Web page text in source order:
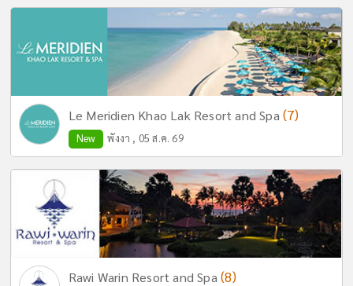
Le Meridien Khao Lak Resort and Spa (7)
New พังงา , 05 ส.ค. 69
Rawi Warin Resort and Spa (8)